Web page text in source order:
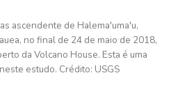
ascendente de Halema'uma'u,
no final de 24 de maio de 2018,
da Volcano House. Esta é uma
estudo. Crédito: USGS